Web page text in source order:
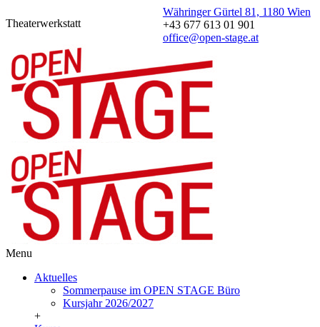
Theaterwerkstatt
Währinger Gürtel 81, 1180 Wien
+43 677 613 01 901
office@open-stage.at
Menu
Aktuelles
Sommerpause im OPEN STAGE Büro
Kursjahr 2026/2027
+